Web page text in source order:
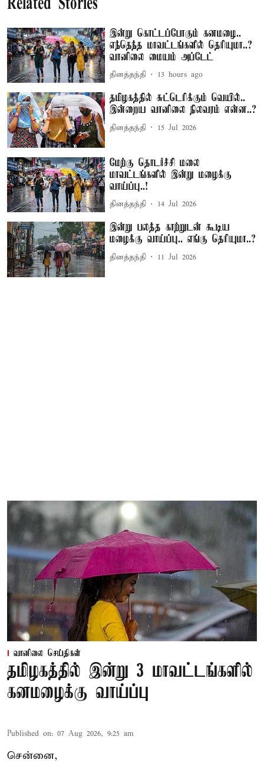
Related Stories
இன்று கொட்டப்போகும் கனமழை..
எந்தெந்த மாவட்டங்களில் தெரியுமா..?
வானிலை மையம் அப்டேட்
தினத்தந்தி 13 hours ago
தமிழகத்தில் சுட்டெரிக்கும் வெயில்..
இன்றைய வானிலை நிலவரம் என்ன..?
தினத்தந்தி 15 Jul 2026
மேற்கு தொடர்ச்சி மலை
மாவட்டங்களில் இன்று மழைக்கு
வாய்ப்பு..!
தினத்தந்தி 14 Jul 2026
இன்று பலத்த காற்றுடன் கூடிய
மழைக்கு வாய்ப்பு.. எங்கு தெரியுமா..?
தினத்தந்தி 11 Jul 2026
வானிலை செய்திகள்
தமிழகத்தில் இன்று 3 மாவட்டங்களில்
கனமழைக்கு வாய்ப்பு
Published on: 07 Aug 2026, 9:25 am
சென்னை,